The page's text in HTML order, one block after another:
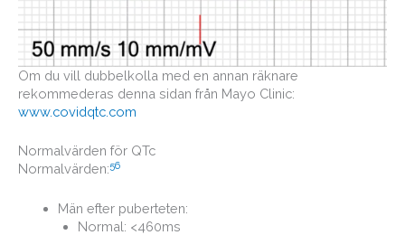
Om du vill dubbelkolla med en annan räknare
rekommederas denna sidan från Mayo Clinic:
www.covidqtc.com
Normalvärden för QTc
Normalvärden:56
Män efter puberteten:
Normal: <460ms